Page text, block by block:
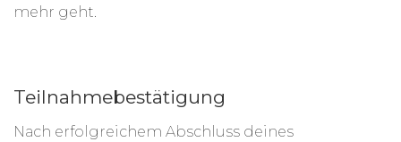
mehr geht.
Teilnahmebestätigung
Nach erfolgreichem Abschluss deines